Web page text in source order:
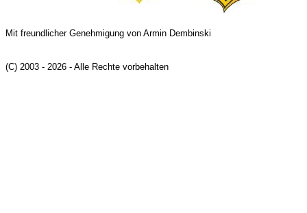
Mit freundlicher Genehmigung von Armin Dembinski
(C) 2003 - 2026 - Alle Rechte vorbehalten